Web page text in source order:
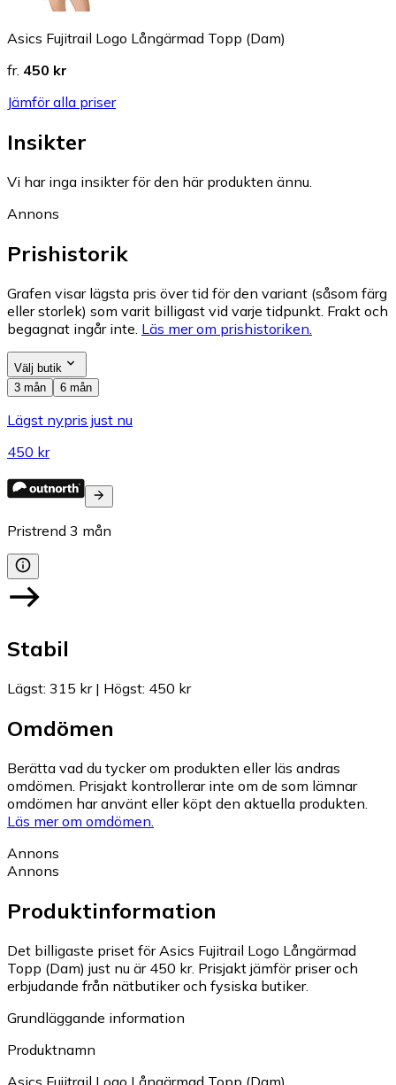
Asics Fujitrail Logo Långärmad Topp (Dam)
fr. 450 kr
Jämför alla priser
Insikter
Vi har inga insikter för den här produkten ännu.
Annons
Prishistorik
Grafen visar lägsta pris över tid för den variant (såsom färg
eller storlek) som varit billigast vid varje tidpunkt. Frakt och
begagnat ingår inte. Läs mer om prishistoriken.
Välj butik
3 mån
6 mån
Lägst nypris just nu
450 kr
Pristrend 3 mån
Stabil
Lägst: 315 kr| Högst: 450 kr
Omdömen
Berätta vad du tycker om produkten eller läs andras
omdömen. Prisjakt kontrollerar inte om de som lämnar
omdömen har använt eller köpt den aktuella produkten.
Läs mer om omdömen.
Annons
Annons
Produktinformation
Det billigaste priset för Asics Fujitrail Logo Långärmad
Topp (Dam) just nu är 450 kr. Prisjakt jämför priser och
erbjudande från nätbutiker och fysiska butiker.
Grundläggande information
Produktnamn
Asics Fujitrail Logo Långärmad Topp (Dam)